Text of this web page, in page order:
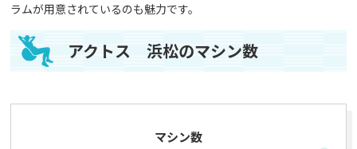
ラムが用意されているのも魅力です。
アクトス 浜松のマシン数
マシン数